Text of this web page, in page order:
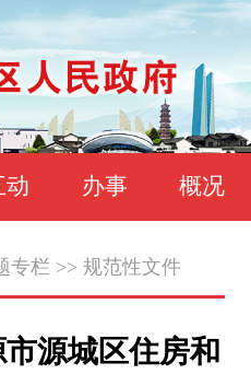
动 办事 概况
专栏 >> 规范性文件
市源城区住房和